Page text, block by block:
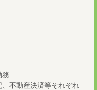
務
不動産決済等それぞれ